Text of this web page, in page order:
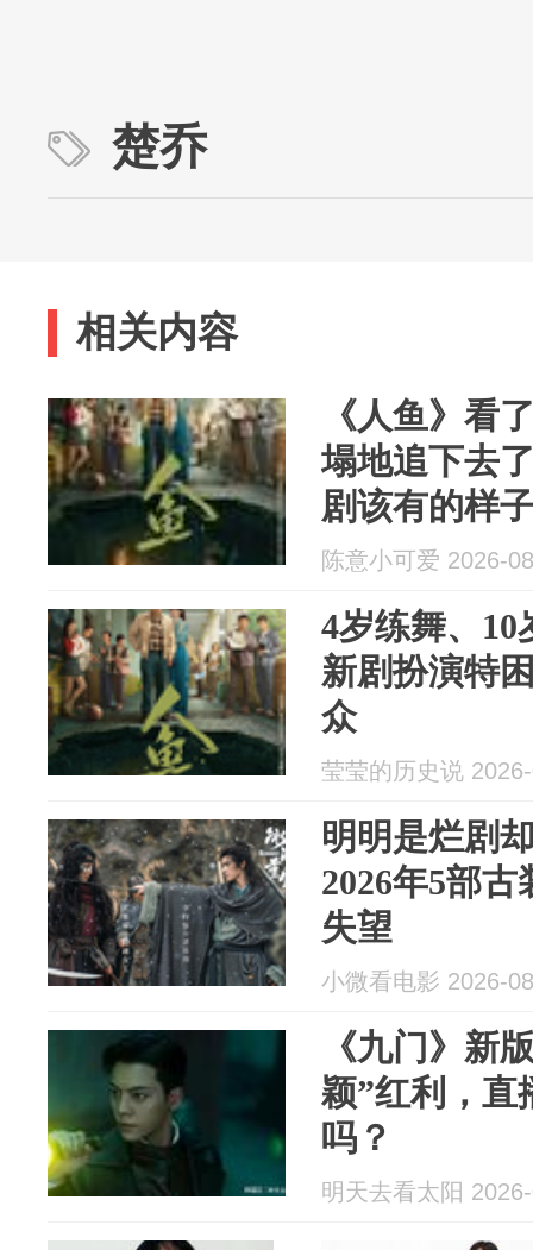
楚乔
相关内容
《人鱼》看
塌地追下去
剧该有的样
陈意小可爱 2026-
4岁练舞、10
新剧扮演特
众
莹莹的历史说
明明是烂剧
2026年5部
失望
小微看电影 2026-
《九门》新
颖”红利，直
吗？
明天去看太阳